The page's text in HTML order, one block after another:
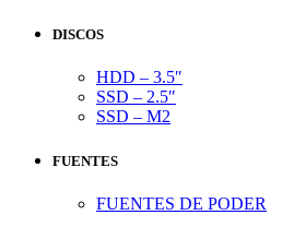
DISCOS
HDD – 3.5″
SSD – 2.5″
SSD – M2
FUENTES
FUENTES DE PODER